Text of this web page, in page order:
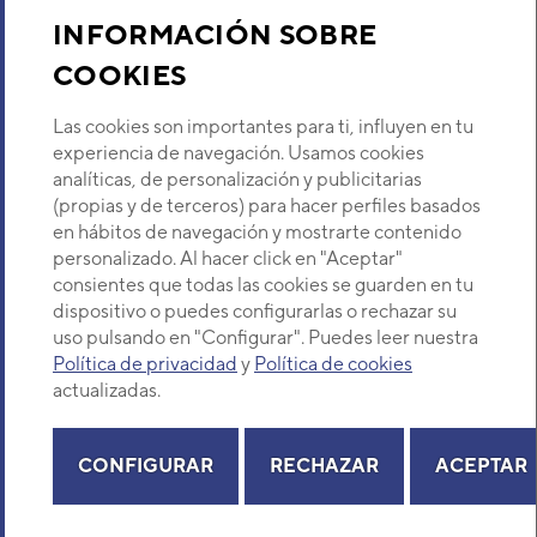
INFORMACIÓN SOBRE
COOKIES
Las cookies son importantes para ti, influyen en tu
experiencia de navegación. Usamos cookies
analíticas, de personalización y publicitarias
(propias y de terceros) para hacer perfiles basados
en hábitos de navegación y mostrarte contenido
personalizado. Al hacer click en "Aceptar"
consientes que todas las cookies se guarden en tu
dispositivo o puedes configurarlas o rechazar su
uso pulsando en "Configurar". Puedes leer nuestra
Política de privacidad y Política de cookies
actualizadas.
CONFIGURAR RECHAZAR ACEPTAR
Descubre Eurofred
Dónde Estamos
¿Buscas un servicio técnico?
Selecciona provincia